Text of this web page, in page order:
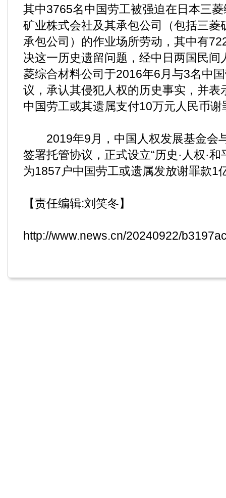
其中3765名中国劳工被强迫在日本三
矿业株式会社及其承包公司（包括三菱
承包公司）的作业场所劳动，其中有
决这一历史遗留问题，经中日两国民间
菱综合材料公司于2016年6月与3名中
议，承认其侵犯人权的历史事实，并表
中国劳工或其遗属支付10万元人民币谢
2019年9月，中国人权发展基金会
签署托管协议，正式设立“历史·人权·
为1857户中国劳工或遗属发放谢罪款1
【责任编辑:刘笑冬】
http://www.news.cn/20240922/